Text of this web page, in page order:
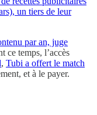
un tiers de leur
par an, juge
ce temps, l’accès
, Tubi a offert le match
et à le payer.